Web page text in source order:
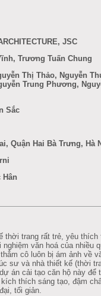
JSC
Trương Tuấn Chung
Thị Thảo, Nguyễn
Trung Phương,
Sắc
Quận Hai Bà Trưng, Hà
Hân
thời trang rất trẻ, yêu thích
văn hoá của nhiều
cô luôn bị ám ảnh về
sư và nhà thiết kế (thời
án cải tạo căn hộ này để
thích sáng tạo, đậm
tối giản.